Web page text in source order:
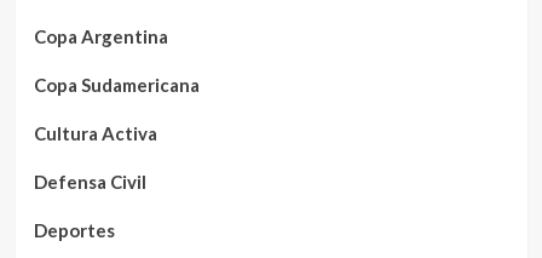
Copa Argentina
Copa Sudamericana
Cultura Activa
Defensa Civil
Deportes